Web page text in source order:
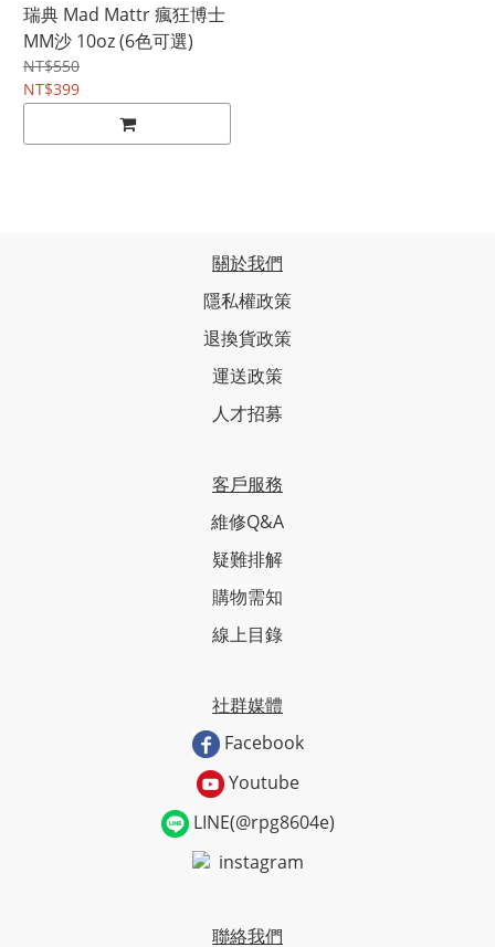
瑞典 Mad Mattr 瘋狂博士
MM沙 10oz (6色可選)
NT$550
NT$399
關於我們
隱私權政策
退換貨政策
運送政策
人才招募
客戶服務
維修Q&A
疑難排解
購物需知
線上目錄
社群媒體
Facebook
Youtube
LINE(@rpg8604e)
instagram
聯絡我們